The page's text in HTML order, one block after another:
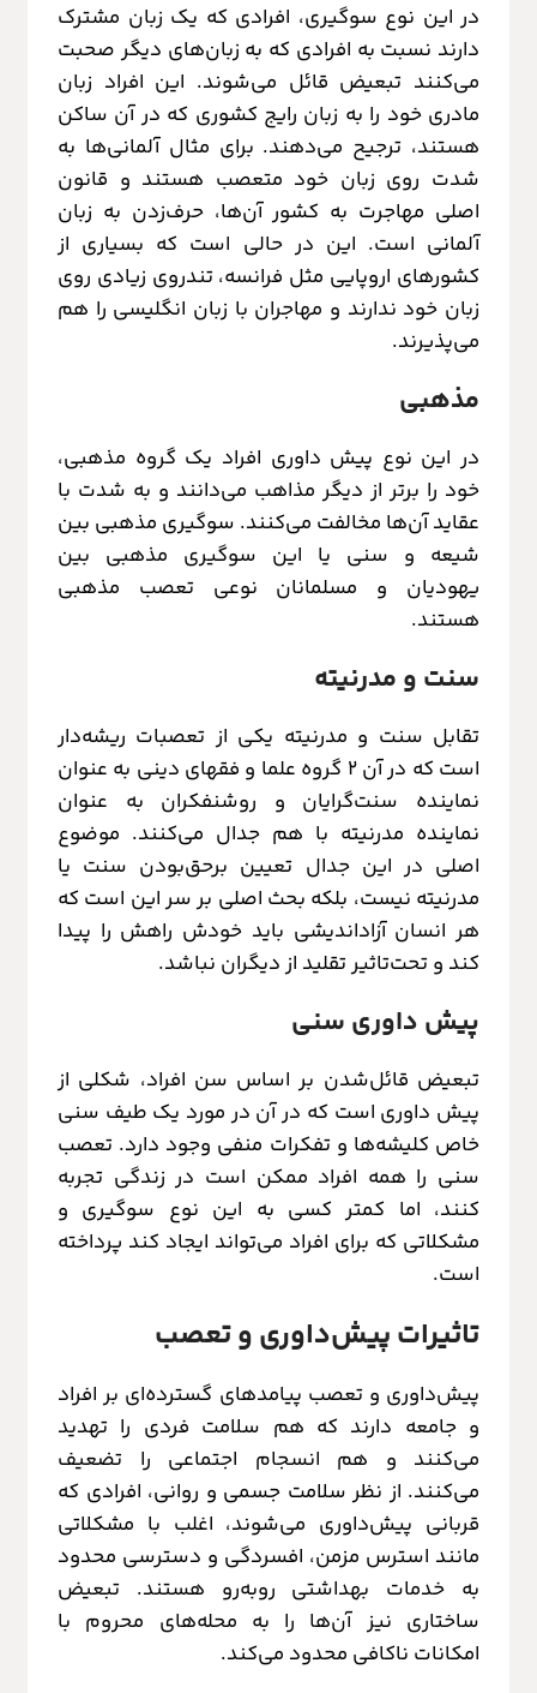
در این نوع سوگیری، افرادی که یک زبان مشترک
دارند نسبت به افرادی که به‌ زبان‌های دیگر صحبت
می‌کنند تبعیض قائل می‌شوند. این افراد زبان
مادری خود را به زبان رایج کشوری که در آن ساکن
هستند، ترجیح می‌دهند. برای مثال آلمانی‌ها به
شدت روی زبان خود متعصب هستند و قانون
اصلی مهاجرت به کشور آن‌ها، حرف‌زدن به زبان
آلمانی است. این در حالی است که بسیاری از
کشورهای اروپایی مثل فرانسه، تندروی زیادی روی
زبان خود ندارند و مهاجران با زبان انگلیسی را هم
می‌پذیرند.
مذهبی
در این نوع پیش داوری افراد یک گروه مذهبی،
خود را برتر از دیگر مذاهب می‌دانند و به شدت با
عقاید آن‌ها مخالفت می‌کنند. سوگیری مذهبی بین
شیعه و سنی یا این سوگیری مذهبی بین
یهودیان و مسلمانان نوعی تعصب مذهبی
هستند.
سنت و مدرنیته
تقابل سنت و مدرنیته یکی از تعصبات ریشه‌دار
است که در آن 2 گروه علما و فقهای دینی به عنوان
نماینده سنت‌گرایان و روشنفکران به عنوان
نماینده مدرنیته با هم جدال می‌کنند. موضوع
اصلی در این جدال تعیین برحق‌بودن سنت یا
مدرنیته نیست، بلکه بحث اصلی بر سر این است که
هر انسان آزاداندیشی باید خودش راهش را پیدا
کند و تحت‌تاثیر تقلید از دیگران نباشد.
پیش داوری سنی
تبعیض قائل‌شدن بر اساس سن افراد، شکلی از
پیش داوری است که در آن در مورد یک طیف سنی
خاص کلیشه‌ها و تفکرات منفی وجود دارد. تعصب
سنی را همه افراد ممکن است در زندگی تجربه
کنند، اما کمتر کسی به این نوع سوگیری و
مشکلاتی که برای افراد می‌تواند ایجاد کند پرداخته
است.
تاثیرات پیش‌داوری و تعصب
پیش‌داوری و تعصب پیامدهای گسترده‌ای بر افراد
و جامعه دارند که هم سلامت فردی را تهدید
می‌کنند و هم انسجام اجتماعی را تضعیف
می‌کنند. از نظر سلامت جسمی و روانی، افرادی که
قربانی پیش‌داوری می‌شوند، اغلب با مشکلاتی
مانند استرس مزمن، افسردگی و دسترسی محدود
به خدمات بهداشتی روبه‌رو هستند. تبعیض
ساختاری نیز آن‌ها را به محله‌های محروم با
امکانات ناکافی محدود می‌کند.